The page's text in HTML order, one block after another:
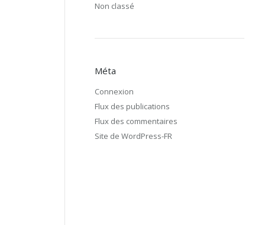
Non classé
Méta
Connexion
Flux des publications
Flux des commentaires
Site de WordPress-FR